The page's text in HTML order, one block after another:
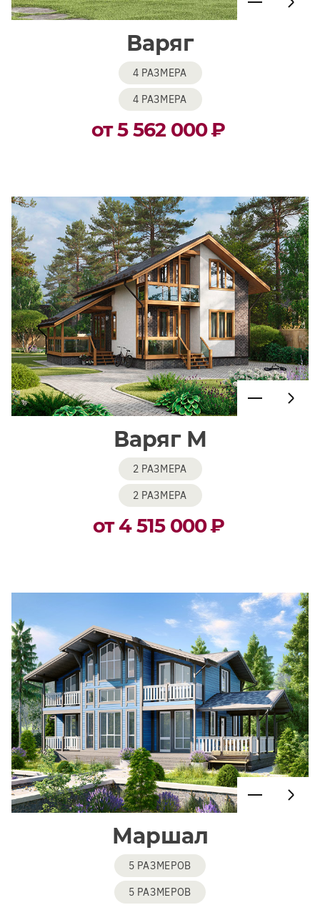
Варяг
4 РАЗМЕРА
4 РАЗМЕРА
от 5 562 000₽
Варяг М
2 РАЗМЕРА
2 РАЗМЕРА
от 4 515 000₽
Маршал
5 РАЗМЕРОВ
5 РАЗМЕРОВ